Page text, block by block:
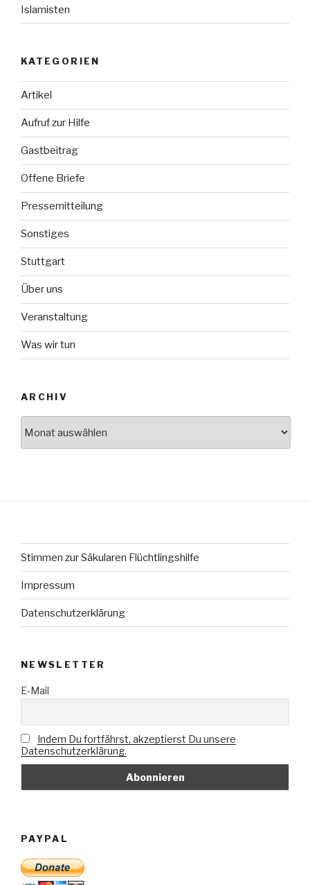
Islamisten
KATEGORIEN
Artikel
Aufruf zur Hilfe
Gastbeitrag
Offene Briefe
Pressemitteilung
Sonstiges
Stuttgart
Über uns
Veranstaltung
Was wir tun
ARCHIV
Stimmen zur Säkularen Flüchtlingshilfe
Impressum
Datenschutzerklärung
NEWSLETTER
E-Mail
Indem Du fortfährst, akzeptierst Du unsere
Datenschutzerklärung.
PAYPAL